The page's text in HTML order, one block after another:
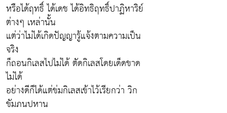
หรือได้ฤทธิ์ ได้เดช ได้อิทธิฤทธิ์ปาฏิหาริย์
ต่างๆ เหล่านั้น
แต่ว่าไม่ได้เกิดปัญญารู้แจ้งตามความเป็น
จริง
ก็ถอนกิเลสไปไม่ได้ ตัดกิเลสโดยเด็ดขาด
ไม่ได้
อย่างดีก็ได้แต่ข่มกิเลสเข้าไว้เรียกว่า วิก
ขัมภนปหาน